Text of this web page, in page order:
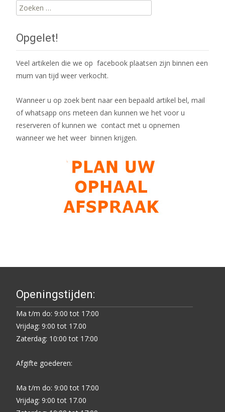
Zoeken
naar:
Opgelet!
Veel artikelen die we op facebook plaatsen zijn binnen een
mum van tijd weer verkocht.
Wanneer u op zoek bent naar een bepaald artikel bel, mail
of whatsapp ons meteen dan kunnen we het voor u
reserveren of kunnen we contact met u opnemen
wanneer we het weer binnen krijgen.
Openingstijden:
Ma t/m do: 9:00 tot 17:00
Vrijdag: 9:00 tot 17.00
Zaterdag: 10:00 tot 17:00
Afgifte goederen:
Ma t/m do: 9:00 tot 17:00
Vrijdag: 9:00 tot 17.00